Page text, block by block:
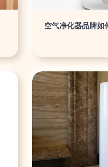
空气净化器品牌如